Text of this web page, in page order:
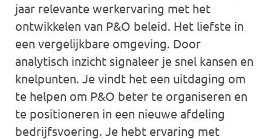
jaar relevante werkervaring met het
ontwikkelen van P&O beleid. Het liefste in
een vergelijkbare omgeving. Door
analytisch inzicht signaleer je snel kansen en
knelpunten. Je vindt het een uitdaging om
te helpen om P&O beter te organiseren en
te positioneren in een nieuwe afdeling
bedrijfsvoering. Je hebt ervaring met